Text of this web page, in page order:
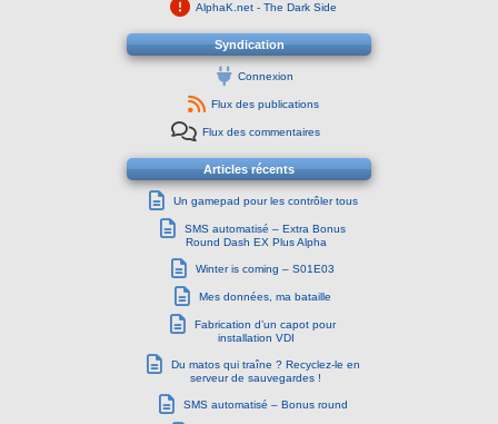
AlphaK.net - The Dark Side
Syndication
Connexion
Flux des publications
Flux des commentaires
Articles récents
Un gamepad pour les contrôler tous
SMS automatisé – Extra Bonus
Round Dash EX Plus Alpha
Winter is coming – S01E03
Mes données, ma bataille
Fabrication d’un capot pour
installation VDI
Du matos qui traîne ? Recyclez-le en
serveur de sauvegardes !
SMS automatisé – Bonus round